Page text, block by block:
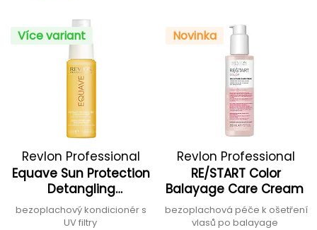
Více variant
Revlon Professional
Equave Sun Protection
Detangling
Conditioner
bezoplachový kondicionér s
UV filtry
Novinka
Revlon Professional
RE/START Color
Balayage Care Cream
bezoplachová péče k ošetření
vlasů po balayage